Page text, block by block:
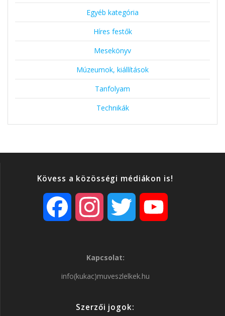
Egyéb kategória
Híres festők
Mesekönyv
Múzeumok, kiállítások
Tanfolyam
Technikák
Kövess a közösségi médiákon is!
s
Kapcsolat:
info(kukac)muveszlelkek.hu
Szerzői jogok: